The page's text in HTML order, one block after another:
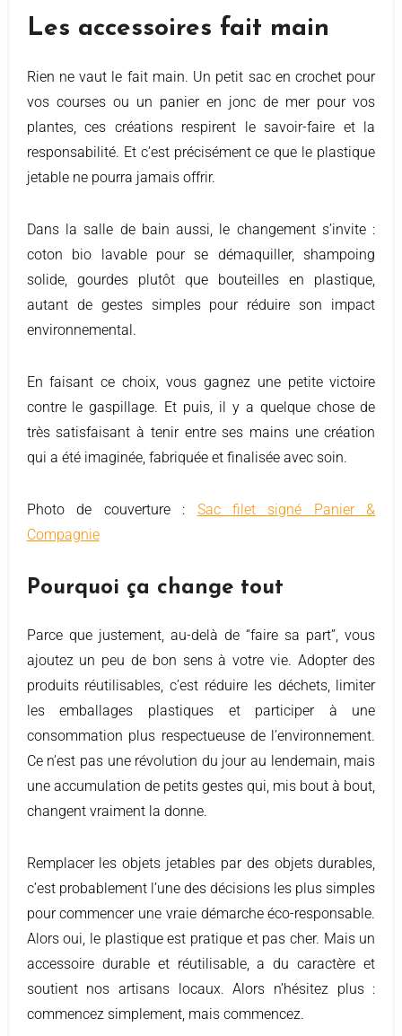
Les accessoires fait main
Rien ne vaut le fait main. Un petit sac en crochet pour
vos courses ou un panier en jonc de mer pour vos
plantes, ces créations respirent le savoir-faire et la
responsabilité. Et c’est précisément ce que le plastique
jetable ne pourra jamais offrir.
Dans la salle de bain aussi, le changement s’invite :
coton bio lavable pour se démaquiller, shampoing
solide, gourdes plutôt que bouteilles en plastique,
autant de gestes simples pour réduire son impact
environnemental.
En faisant ce choix, vous gagnez une petite victoire
contre le gaspillage. Et puis, il y a quelque chose de
très satisfaisant à tenir entre ses mains une création
qui a été imaginée, fabriquée et finalisée avec soin.
Photo de couverture : Sac filet signé Panier &
Compagnie
Pourquoi ça change tout
Parce que justement, au-delà de “faire sa part”, vous
ajoutez un peu de bon sens à votre vie. Adopter des
produits réutilisables, c’est réduire les déchets, limiter
les emballages plastiques et participer à une
consommation plus respectueuse de l’environnement.
Ce n’est pas une révolution du jour au lendemain, mais
une accumulation de petits gestes qui, mis bout à bout,
changent vraiment la donne.
Remplacer les objets jetables par des objets durables,
c’est probablement l’une des décisions les plus simples
pour commencer une vraie démarche éco-responsable.
Alors oui, le plastique est pratique et pas cher. Mais un
accessoire durable et réutilisable, a du caractère et
soutient nos artisans locaux. Alors n’hésitez plus :
commencez simplement, mais commencez.